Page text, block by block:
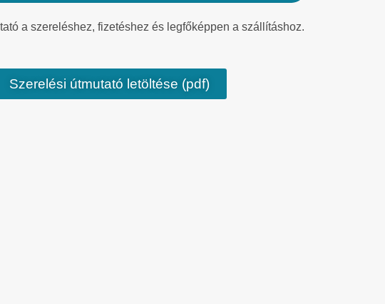
a szereléshez, fizetéshez és legfőképpen a szállításhoz.
Szerelési útmutató letöltése (pdf)